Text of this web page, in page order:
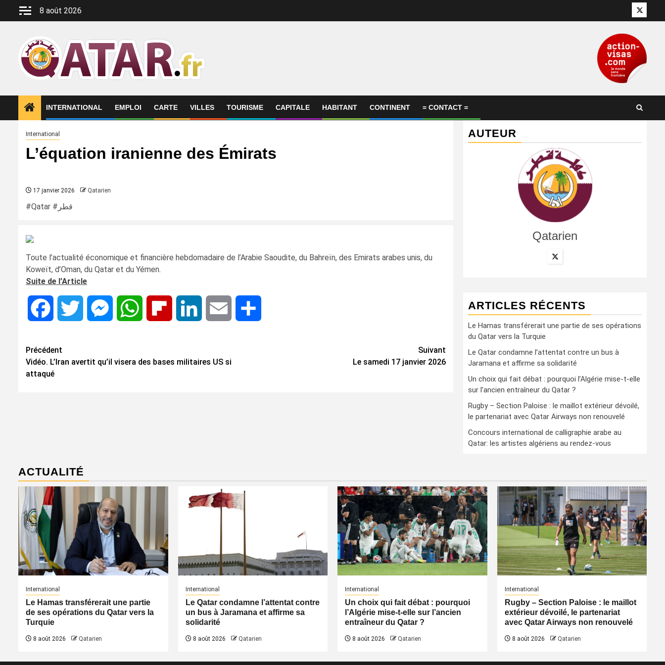
8 août 2026 Twitter
INTERNATIONAL EMPLOI CARTE VILLES TOURISME CAPITALE HABITANT CONTINENT = CONTACT =
International
L’équation iranienne des Émirats
17 janvier 2026 Qatarien
#Qatar #قطر
Toute l’actualité économique et financière hebdomadaire de l’Arabie Saoudite, du Bahreïn, des Emirats arabes unis, du
Koweït, d’Oman, du Qatar et du Yémen.
Suite de l’Article
Facebook Twitter MessengerWhatsApp Flipboard LinkedIn Email
Navigation
d’article
Précédent
Vidéo. L’Iran avertit qu’il visera des bases militaires US si
attaqué
Suivant
Le samedi 17 janvier 2026
AUTEUR
Qatarien
ARTICLES RÉCENTS
Le Hamas transférerait une partie de ses opérations
du Qatar vers la Turquie
Le Qatar condamne l’attentat contre un bus à
Jaramana et affirme sa solidarité
Un choix qui fait débat : pourquoi l’Algérie mise-t-elle
sur l’ancien entraîneur du Qatar ?
Rugby – Section Paloise : le maillot extérieur dévoilé,
le partenariat avec Qatar Airways non renouvelé
Concours international de calligraphie arabe au
Qatar: les artistes algériens au rendez-vous
ACTUALITÉ
International
Le Hamas transférerait une partie
de ses opérations du Qatar vers la
Turquie
8 août 2026 Qatarien
International
Le Qatar condamne l’attentat contre
un bus à Jaramana et affirme sa
solidarité
8 août 2026 Qatarien
International
Un choix qui fait débat : pourquoi
l’Algérie mise-t-elle sur l’ancien
entraîneur du Qatar ?
8 août 2026 Qatarien
International
Rugby – Section Paloise : le maillot
extérieur dévoilé, le partenariat
avec Qatar Airways non renouvelé
8 août 2026 Qatarien